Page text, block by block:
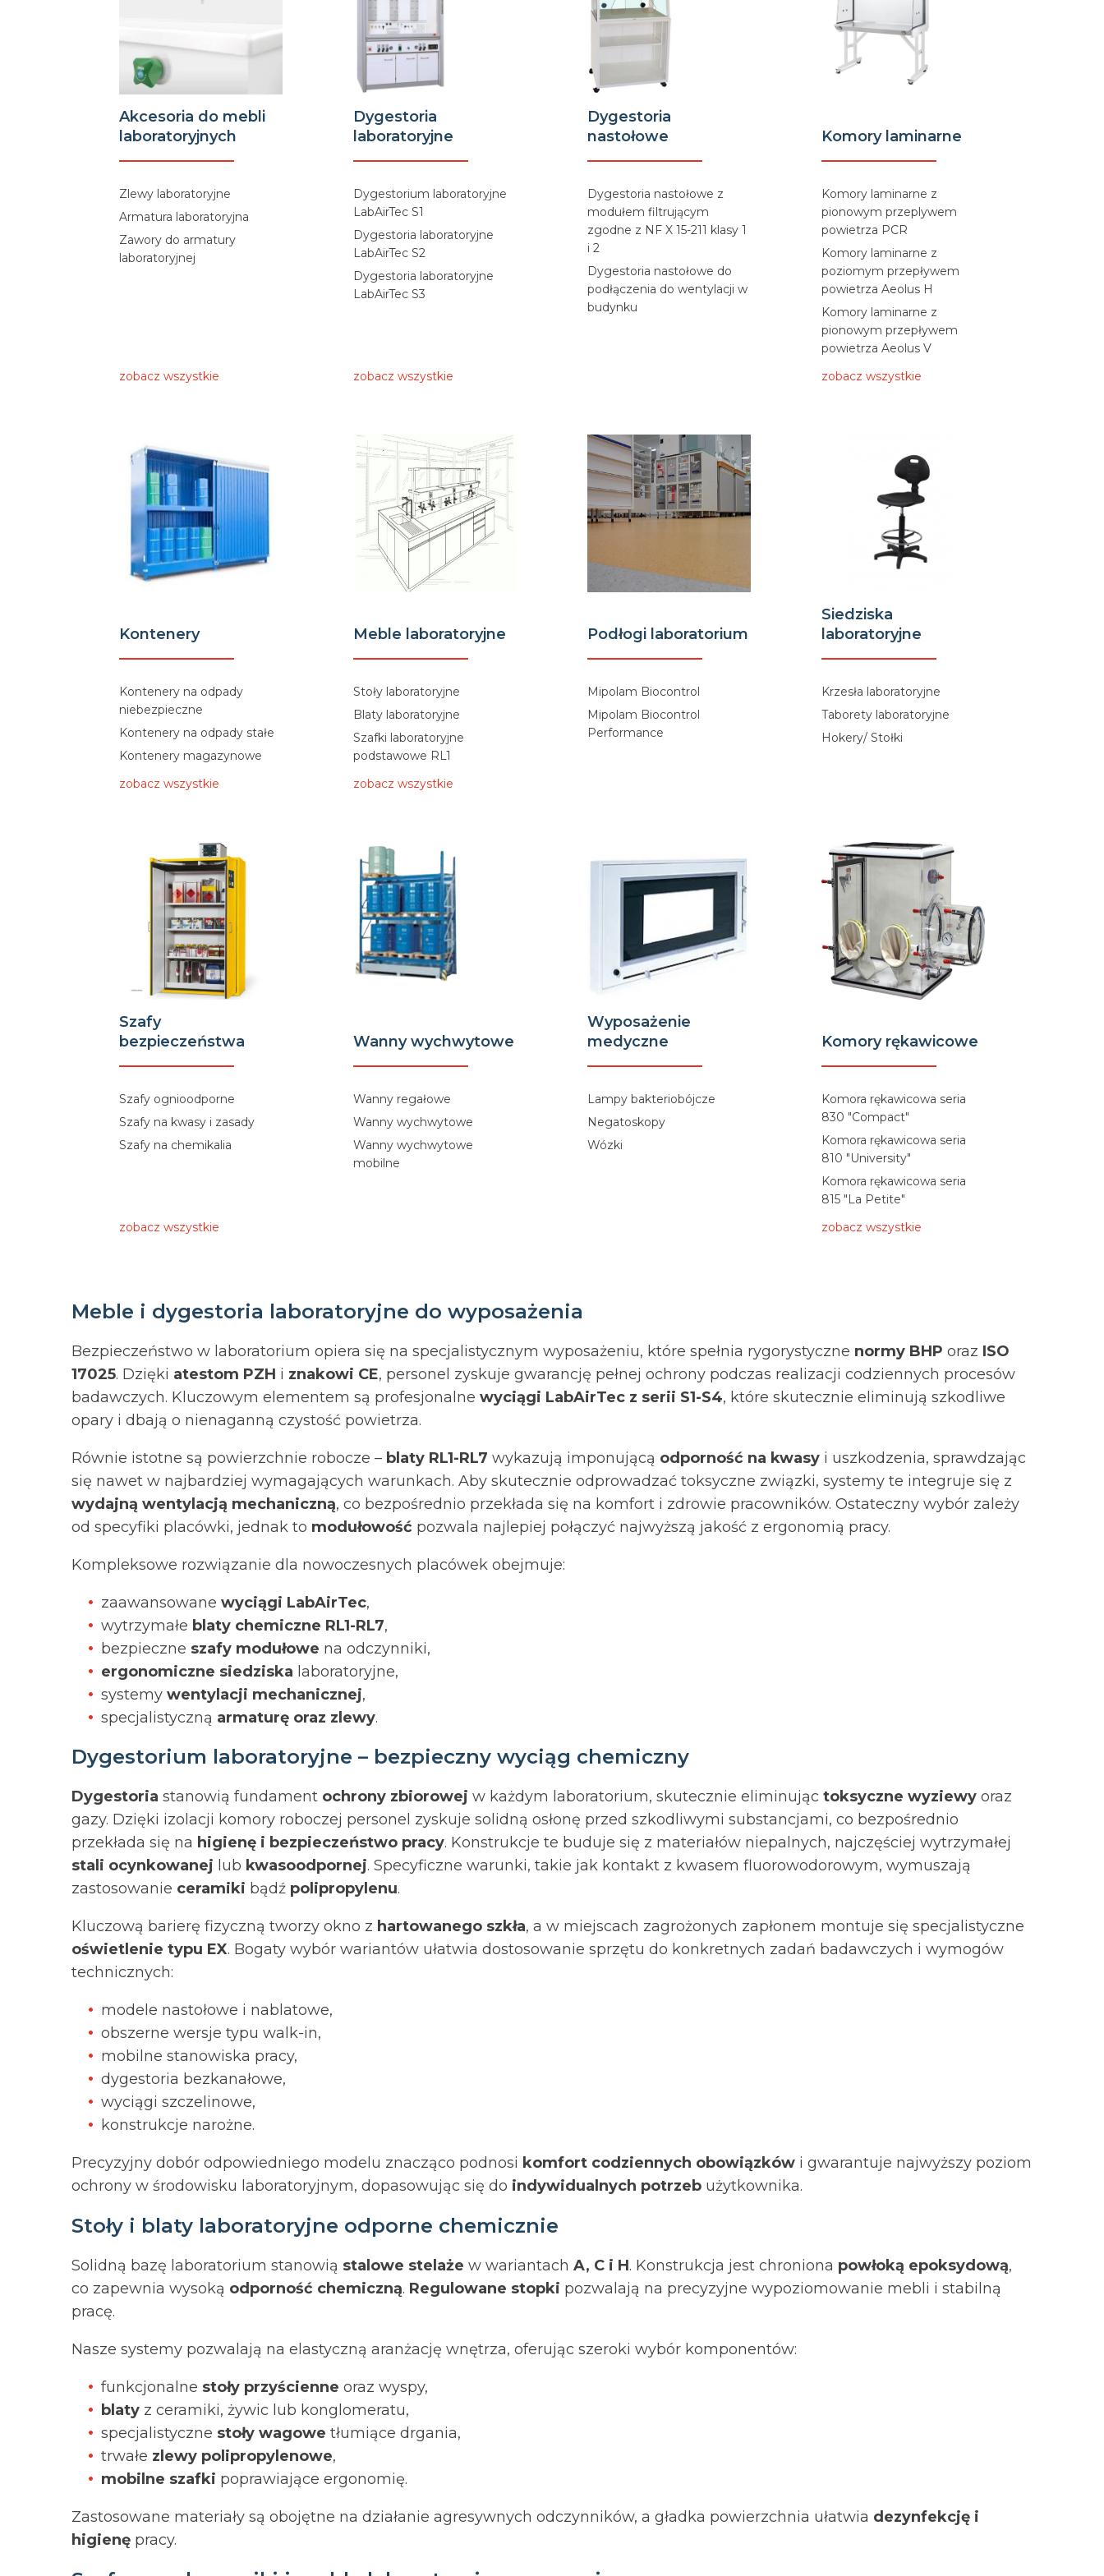
Akcesoria do mebli
laboratoryjnych
Zlewy laboratoryjne
Armatura laboratoryjna
Zawory do armatury
laboratoryjnej
zobacz wszystkie
Dygestoria
laboratoryjne
Dygestorium laboratoryjne
LabAirTec S1
Dygestoria laboratoryjne
LabAirTec S2
Dygestoria laboratoryjne
LabAirTec S3
zobacz wszystkie
Dygestoria
nastołowe
Dygestoria nastołowe z
modułem filtrującym
zgodne z NF X 15-211 klasy 1
i 2
Dygestoria nastołowe do
podłączenia do wentylacji w
budynku
Komory laminarne
Komory laminarne z
pionowym przeplywem
powietrza PCR
Komory laminarne z
poziomym przepływem
powietrza Aeolus H
Komory laminarne z
pionowym przepływem
powietrza Aeolus V
zobacz wszystkie
Kontenery
Kontenery na odpady
niebezpieczne
Kontenery na odpady stałe
Kontenery magazynowe
zobacz wszystkie
Meble laboratoryjne
Stoły laboratoryjne
Blaty laboratoryjne
Szafki laboratoryjne
podstawowe RL1
zobacz wszystkie
Podłogi laboratorium
Mipolam Biocontrol
Mipolam Biocontrol
Performance
Siedziska
laboratoryjne
Krzesła laboratoryjne
Taborety laboratoryjne
Hokery/ Stołki
Szafy
bezpieczeństwa
Szafy ognioodporne
Szafy na kwasy i zasady
Szafy na chemikalia
zobacz wszystkie
Wanny wychwytowe
Wanny regałowe
Wanny wychwytowe
Wanny wychwytowe
mobilne
Wyposażenie
medyczne
Lampy bakteriobójcze
Negatoskopy
Wózki
Komory rękawicowe
Komora rękawicowa seria
830 "Compact"
Komora rękawicowa seria
810 "University"
Komora rękawicowa seria
815 "La Petite"
zobacz wszystkie
Meble i dygestoria laboratoryjne do wyposażenia
Bezpieczeństwo w laboratorium opiera się na specjalistycznym wyposażeniu, które spełnia rygorystyczne normy BHP oraz ISO
17025. Dzięki atestom PZH i znakowi CE, personel zyskuje gwarancję pełnej ochrony podczas realizacji codziennych procesów
badawczych. Kluczowym elementem są profesjonalne wyciągi LabAirTec z serii S1-S4, które skutecznie eliminują szkodliwe
opary i dbają o nienaganną czystość powietrza.
Równie istotne są powierzchnie robocze – blaty RL1-RL7 wykazują imponującą odporność na kwasy i uszkodzenia, sprawdzając
się nawet w najbardziej wymagających warunkach. Aby skutecznie odprowadzać toksyczne związki, systemy te integruje się z
wydajną wentylacją mechaniczną, co bezpośrednio przekłada się na komfort i zdrowie pracowników. Ostateczny wybór zależy
od specyfiki placówki, jednak to modułowość pozwala najlepiej połączyć najwyższą jakość z ergonomią pracy.
Kompleksowe rozwiązanie dla nowoczesnych placówek obejmuje:
zaawansowane wyciągi LabAirTec,
wytrzymałe blaty chemiczne RL1-RL7,
bezpieczne szafy modułowe na odczynniki,
ergonomiczne siedziska laboratoryjne,
systemy wentylacji mechanicznej,
specjalistyczną armaturę oraz zlewy.
Dygestorium laboratoryjne – bezpieczny wyciąg chemiczny
Dygestoria stanowią fundament ochrony zbiorowej w każdym laboratorium, skutecznie eliminując toksyczne wyziewy oraz
gazy. Dzięki izolacji komory roboczej personel zyskuje solidną osłonę przed szkodliwymi substancjami, co bezpośrednio
przekłada się na higienę i bezpieczeństwo pracy. Konstrukcje te buduje się z materiałów niepalnych, najczęściej wytrzymałej
stali ocynkowanej lub kwasoodpornej. Specyficzne warunki, takie jak kontakt z kwasem fluorowodorowym, wymuszają
zastosowanie ceramiki bądź polipropylenu.
Kluczową barierę fizyczną tworzy okno z hartowanego szkła, a w miejscach zagrożonych zapłonem montuje się specjalistyczne
oświetlenie typu EX. Bogaty wybór wariantów ułatwia dostosowanie sprzętu do konkretnych zadań badawczych i wymogów
technicznych:
modele nastołowe i nablatowe,
obszerne wersje typu walk-in,
mobilne stanowiska pracy,
dygestoria bezkanałowe,
wyciągi szczelinowe,
konstrukcje narożne.
Precyzyjny dobór odpowiedniego modelu znacząco podnosi komfort codziennych obowiązków i gwarantuje najwyższy poziom
ochrony w środowisku laboratoryjnym, dopasowując się do indywidualnych potrzeb użytkownika.
Stoły i blaty laboratoryjne odporne chemicznie
Solidną bazę laboratorium stanowią stalowe stelaże w wariantach A, C i H. Konstrukcja jest chroniona powłoką epoksydową,
co zapewnia wysoką odporność chemiczną. Regulowane stopki pozwalają na precyzyjne wypoziomowanie mebli i stabilną
pracę.
Nasze systemy pozwalają na elastyczną aranżację wnętrza, oferując szeroki wybór komponentów:
funkcjonalne stoły przyścienne oraz wyspy,
blaty z ceramiki, żywic lub konglomeratu,
specjalistyczne stoły wagowe tłumiące drgania,
trwałe zlewy polipropylenowe,
mobilne szafki poprawiające ergonomię.
Zastosowane materiały są obojętne na działanie agresywnych odczynników, a gładka powierzchnia ułatwia dezynfekcję i
higienę pracy.